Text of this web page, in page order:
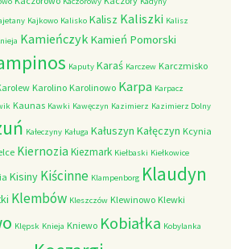
Kajkowo Kalisko Kalisz Kaliszki Kalisz
Kamieńczyk Kamień Pomorski
Kaputy Karaś Karczew Karczmisko
Karolino Karolinowo Karpa Karpacz
Kaunas Kawki Kawęczyn Kazimierz Kazimierz Dolny
Kałeczyny Kaługa Kałuszyn Kałęczyn Kcynia
Kiernozia Kiezmark Kiełbaski Kiełkowice
Kisiny Kiścinne Klampenborg Klaudyn
Klembów Kleszczów Klewinowo Klewki
Klępsk Knieja Kniewo Kobiałka Kobylanka